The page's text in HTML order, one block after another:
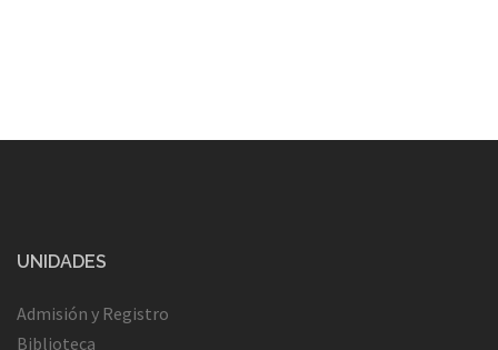
UNIDADES
Admisión y Registro
Biblioteca